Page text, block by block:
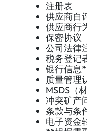
注册表
供应商自
供应商行
保密协议
公司法律
税务登记
银行信息*
质量管理
MSDS（
冲突矿产
条款与条
电子资金